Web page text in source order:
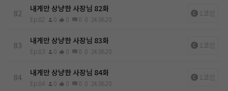
82 내게만 상냥한 사장님 82화
Ep.82 0 0 0 0 24.06.20
1코인
83 내게만 상냥한 사장님 83화
Ep.83 0 0 0 0 24.06.20
1코인
84 내게만 상냥한 사장님 84화
Ep.84 0 0 0 0 24.06.20
1코인